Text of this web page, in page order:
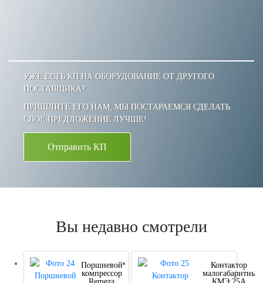
УЖЕ ЕСТЬ КП НА ОБОРУДОВАНИЕ ОТ ДРУГОГО
ПОСТАВЩИКА?
ПРИШЛИТЕ ЕГО НАМ, МЫ ПОСТАРАЕМСЯ СДЕЛАТЬ
СВОЕ ПРЕДЛОЖЕНИЕ ЛУЧШЕ!
Отправить КП
Вы недавно смотрели
Поршневой
компрессор
Контактор
малогабаритный